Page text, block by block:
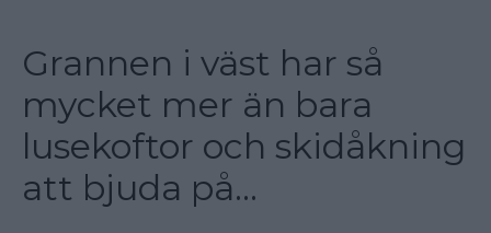
Grannen i väst har så
mycket mer än bara
lusekoftor och skidåkning
att bjuda på…